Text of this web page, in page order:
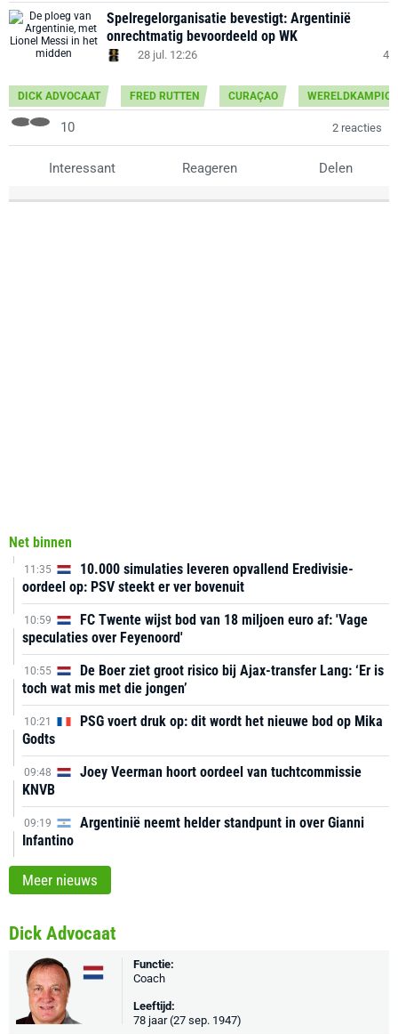
Spelregelorganisatie bevestigt: Argentinië
onrechtmatig bevoordeeld op WK
28 jul. 12:26 4
DICK ADVOCAAT FRED RUTTEN CURAÇAO
10 2 reacties
Interessant Reageren Delen
Net binnen
11:35
10.000 simulaties leveren opvallend Eredivisie-
oordeel op: PSV steekt er ver bovenuit
10:59
FC Twente wijst bod van 18 miljoen euro af: 'Vage
speculaties over Feyenoord'
10:55
De Boer ziet groot risico bij Ajax-transfer Lang: ‘Er is
toch wat mis met die jongen’
10:21
PSG voert druk op: dit wordt het nieuwe bod op Mika
Godts
09:48
Joey Veerman hoort oordeel van tuchtcommissie
KNVB
09:19
Argentinië neemt helder standpunt in over Gianni
Infantino
Meer nieuws
Dick Advocaat
Functie:
Coach
Leeftijd:
78 jaar (27 sep. 1947)